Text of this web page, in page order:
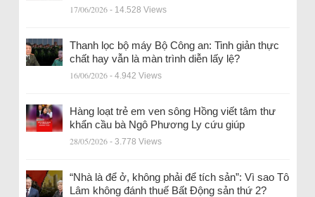
17/06/2026 - 14.528 Views
Thanh lọc bộ máy Bộ Công an: Tinh giản thực
chất hay vẫn là màn trình diễn lấy lệ?
16/06/2026 - 4.942 Views
Hàng loạt trẻ em ven sông Hồng viết tâm thư
khẩn cầu bà Ngô Phương Ly cứu giúp
28/05/2026 - 3.778 Views
“Nhà là để ở, không phải để tích sản”: Vì sao Tô
Lâm không đánh thuế Bất Động sản thứ 2?